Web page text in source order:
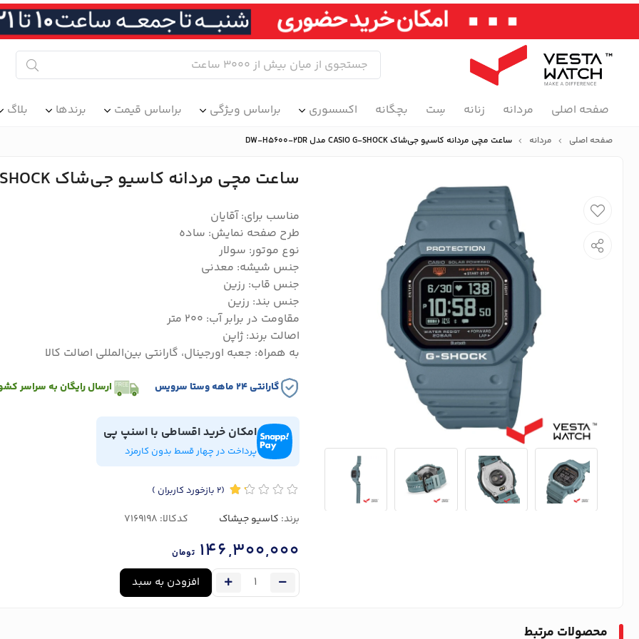
صفحه اصلی مردانه زنانه سِت بچگانه اکسسوری براساس ویژگی براساس قیمت برندها بلاگ
صفحه اصلی مردانه ساعت مچی مردانه کاسیو جی‌شاک CASIO G-SHOCK مدل DW-H5600-2DR
ساعت مچی مردانه کاسیو جی‌شاک CASIO G-SHOCK مدل DW-H5600-2DR
مناسب برای: آقایان
طرح صفحه نمایش: ساده
نوع موتور: سولار
جنس شیشه: معدنی
جنس قاب: رزین
جنس بند: رزین
مقاومت در برابر آب: 200 متر
اصالت برند: ژاپن
به همراه: جعبه اورجینال، گارانتی بین‌المللی اصالت کالا
گارانتی ۲۴ ماهه وستا سرویس ارسال رایگان به سراسر
امکان خرید اقساطی با اسنپ پی
پرداخت در چهار قسط بدون کارمزد
(2 بازخورد کاربران )
برند: کاسیو جیشاک کدکالا:
146,300,000 تومان
افزودن به سبد
محصولات مرتبط